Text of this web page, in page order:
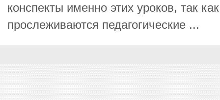
конспекты именно этих уроков, так
прослеживаются педагогические ...